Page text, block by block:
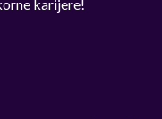
karijere!